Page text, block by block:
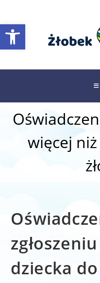
Otwórz
content
więcej
dziecka do